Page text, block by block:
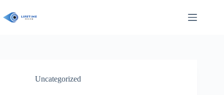
innholdet
Uncategorized